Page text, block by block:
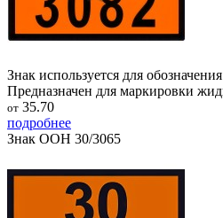
Знак используется для
Предназначен для маркировки
от 35.70
подробнее
Знак ООН 30/3065